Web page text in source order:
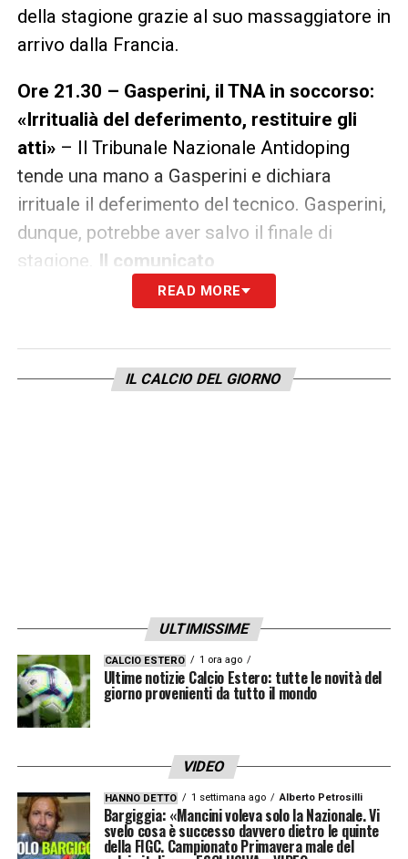
della stagione grazie al suo massaggiatore in
arrivo dalla Francia.
Ore 21.30 – Gasperini, il TNA in soccorso:
«Irritualià del deferimento, restituire gli
atti»– Il Tribunale Nazionale Antidoping
tende una mano a Gasperini e dichiara
irrituale il deferimento del tecnico. Gasperini,
dunque, potrebbe aver salvo il finale di
stagione. Il comunicato
Ore 19.00 – Verona-Bologna cambia data?
a causa dei playoff di B che vedono
coinvolto il Chievo.Il comunicato ufficiale
giallorossi di Fonseca sono tornati al lavoro
in vista dell’Inter.La situazione infortunati
Ore 16.20 – Stangata per Foggia –Il
direttore sportivo del Benevento è stato
squalificato e multato dopo lo scontro
verbale con Mazzoleni.La sanzione
Ore 16.00 – Giudice Sportivo Serie A –Sei
READ MORE
IL CALCIO DEL GIORNO
ULTIMISSIME
CALCIO ESTERO 1 ora ago
Ultime notizie Calcio Estero: tutte le novità del
giorno provenienti da tutto il mondo
VIDEO
HANNO DETTO 1 settimana ago Alberto Petrosilli
Bargiggia: «Mancini voleva solo la Nazionale. Vi
svelo cosa è successo davvero dietro le quinte
della FIGC. Campionato Primavera male del